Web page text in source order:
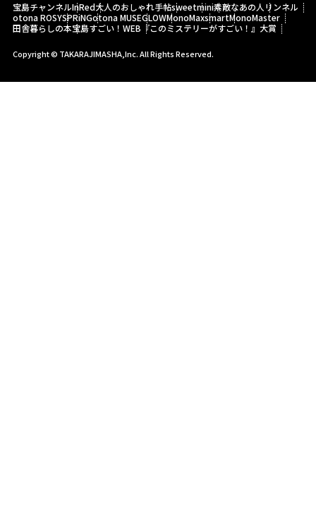
宝島チャンネルInRed大人のおしゃれ手帖sweetmini素敵なあの人 リンネル
otona ROSYSPRiNGotona MUSEGLOWMonoMaxsmartMonoMaster
田舎暮らしの本宝島すごい！WEB 『このミステリーがすごい！』大賞
Copyright © TAKARAJIMASHA,Inc. All Rights Reserved.